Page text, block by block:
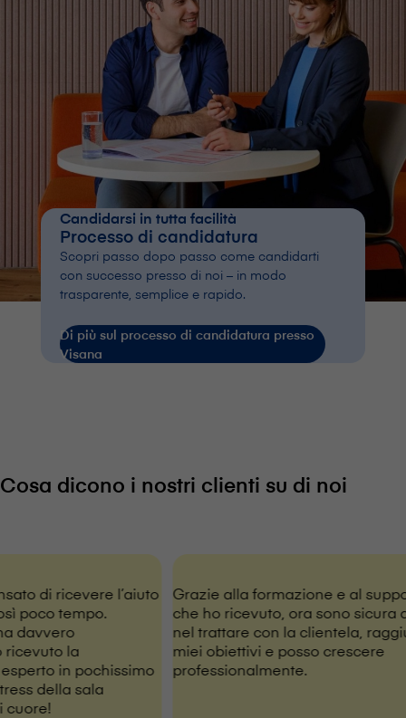
Candidarsi in tutta facilità
Processo di candidatura
Scopri passo dopo passo come candidarti
con successo presso di noi – in modo
trasparente, semplice e rapido.
Di più sul processo di candidatura presso
V⁠i⁠s⁠a⁠n⁠a
Cosa dicono i nostri clienti su di noi
di ricevere l’aiuto
poco tempo.
davvero
ricevuto la
in pochissimo
della sala
cuore!
Grazie alla formazione e al
che ho ricevuto, ora sono sicura
nel trattare con la clientela,
miei obiettivi e posso crescere
professionalmente.